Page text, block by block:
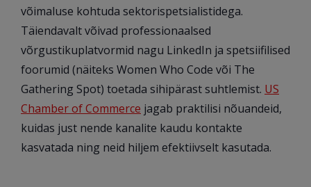
võimaluse kohtuda sektorispetsialistidega.
Täiendavalt võivad professionaalsed
võrgustikuplatvormid nagu LinkedIn ja spetsiifilised
foorumid (näiteks Women Who Code või The
Gathering Spot) toetada sihipärast suhtlemist. US
Chamber of Commerce jagab praktilisi nõuandeid,
kuidas just nende kanalite kaudu kontakte
kasvatada ning neid hiljem efektiivselt kasutada.